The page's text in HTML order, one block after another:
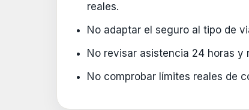
reales.
No adaptar el seguro al tipo de
No revisar asistencia 24 horas y
No comprobar límites reales de